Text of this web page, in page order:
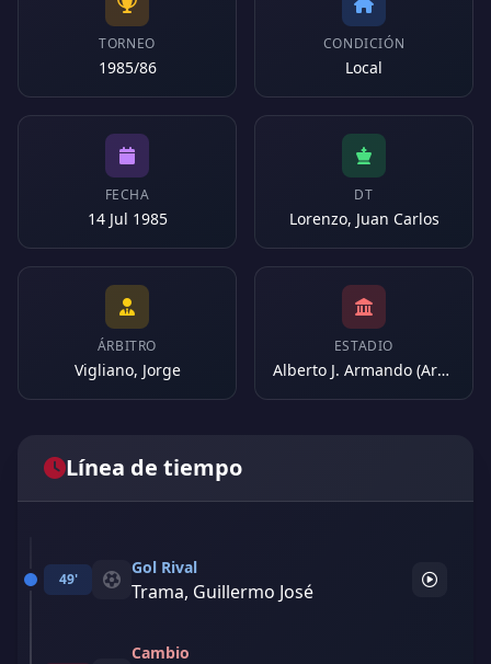
TORNEO
1985/86
CONDICIÓN
Local
FECHA
14 Jul 1985
DT
Lorenzo, Juan Carlos
ÁRBITRO
Vigliano, Jorge
ESTADIO
Alberto J. Armando (Argentina)
Línea de tiempo
49'
Gol Rival
Trama, Guillermo José
Cambio